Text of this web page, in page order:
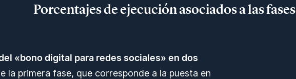
Porcentajes de ejecución asociados a las fases
«bono digital para redes sociales» en dos
la primera fase, que corresponde a la puesta en